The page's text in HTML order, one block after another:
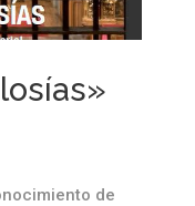
de